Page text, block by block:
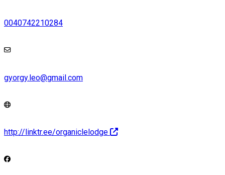
0040742210284
gyorgy.leo@gmail.com
http://linktr.ee/organiclelodge